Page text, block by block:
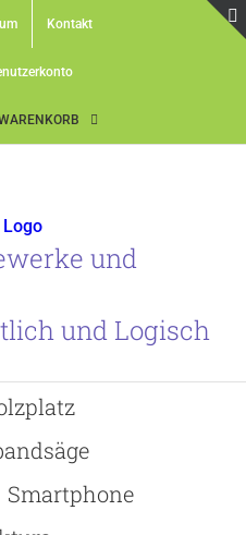
Kontakt
und
und Logisch
Smartphone